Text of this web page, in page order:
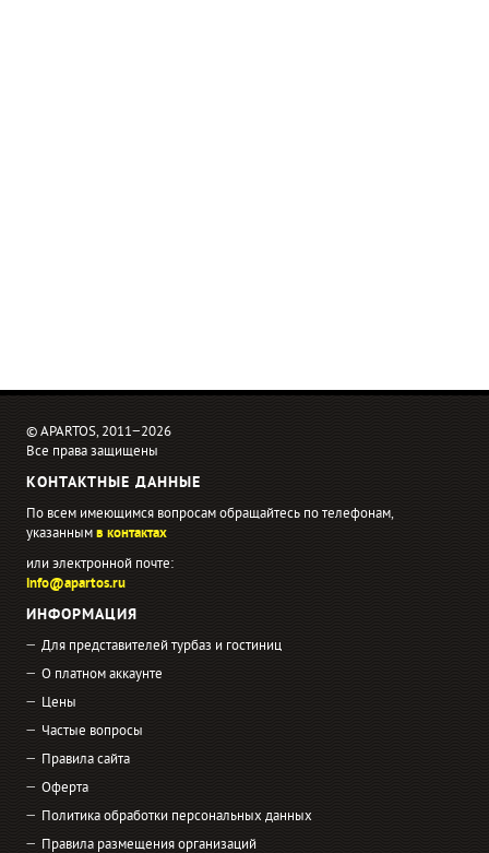
© APARTOS, 2011−2026
Все права защищены
КОНТАКТНЫЕ ДАННЫЕ
По всем имеющимся вопросам обращайтесь по телефонам,
указаннымв контактах
или электронной почте:
info@apartos.ru
ИНФОРМАЦИЯ
Для представителей турбаз и гостиниц
О платном аккаунте
Цены
Частые вопросы
Правила сайта
Оферта
Политика обработки персональных данных
Правила размещения организаций